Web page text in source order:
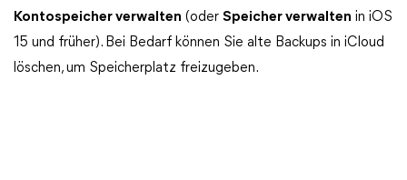
Kontospeicher verwalten (oder Speicher verwalten in iOS
15 und früher). Bei Bedarf können Sie alte Backups in iCloud
löschen, um Speicherplatz freizugeben.